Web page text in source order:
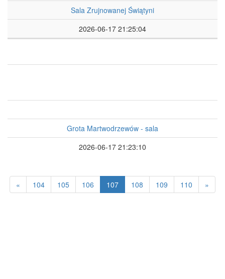
Sala Zrujnowanej Świątyni
2026-06-17 21:25:04
Grota Martwodrzewów - sala
2026-06-17 21:23:10
« 104 105 106 107(aktualnie)
108 109 110 »